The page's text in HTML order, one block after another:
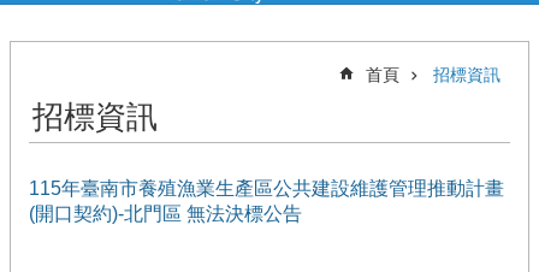
首頁 招標資訊
招標資訊
115年臺南市養殖漁業生產區公共建設維護管理推動計畫
(開口契約)-北門區 無法決標公告